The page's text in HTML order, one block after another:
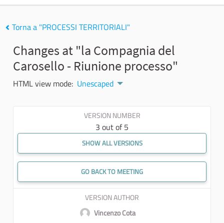
Torna a "PROCESSI TERRITORIALI"
Changes at "la Compagnia del
Carosello - Riunione processo"
HTML view mode: Unescaped
VERSION NUMBER
3 out of 5
SHOW ALL VERSIONS
GO BACK TO MEETING
VERSION AUTHOR
Vincenzo Cota